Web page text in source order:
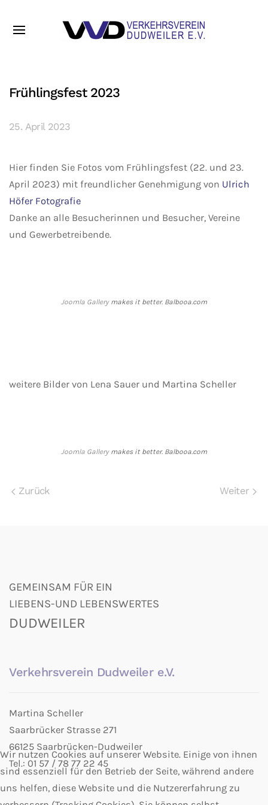
Frühlingsfest 2023
25. April 2023
Hier finden Sie Fotos vom Frühlingsfest (22. und 23.
April 2023) mit freundlicher Genehmigung von Ulrich
Höfer Fotografie
Danke an alle Besucherinnen und Besucher, Vereine
und Gewerbetreibende.
Joomla Gallerymakes it better. Balbooa.com
weitere Bilder von Lena Sauer und Martina Scheller
Joomla Gallerymakes it better. Balbooa.com
Zurück Weiter
GEMEINSAM FÜR EIN
LIEBENS-UND LEBENSWERTES
DUDWEILER
Verkehrsverein Dudweiler e.V.
Martina Scheller
Saarbrücker Strasse 271
66125 Saarbrücken-Dudweiler
Tel.: 01 57 / 78 77 22 45
Wir nutzen Cookies auf unserer Website. Einige von ihnen
sind essenziell für den Betrieb der Seite, während andere
uns helfen, diese Website und die Nutzererfahrung zu